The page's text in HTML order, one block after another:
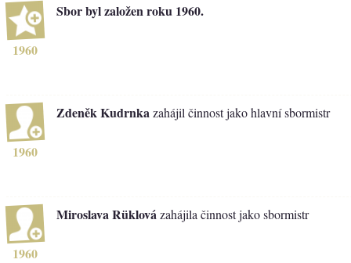
1960
Sbor byl založen roku 1960.
1960
Zdeněk Kudrnka zahájil činnost jako hlavní sbormistr
1960
Miroslava Rüklová zahájila činnost jako sbormistr